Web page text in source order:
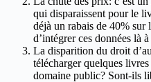
qui disparaissent pour le
déjà un rabais de 40% sur
d’intégrer ces données là
La disparition du droit
télécharger quelques
domaine public? Sont-ils